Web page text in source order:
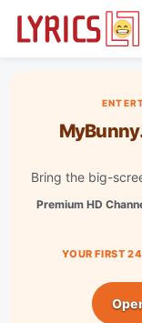
Bring the big-
Premium HD
YOUR FIRST